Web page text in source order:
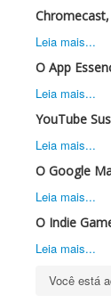
Leia mais...
O App
Leia mais...
YouTube
Leia mais...
O Google
Leia mais...
O Indie
Leia mais...
Você está